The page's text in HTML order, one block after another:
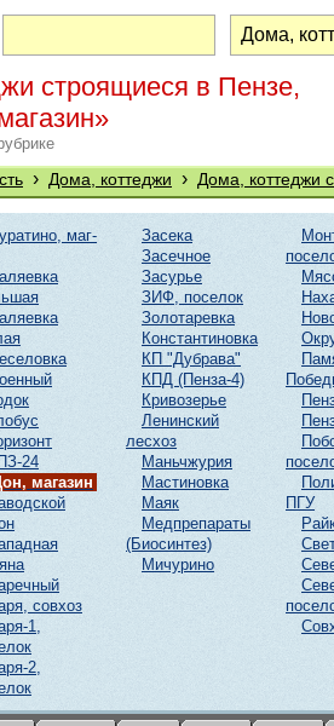
строящиеся в Пензе,
› Дома, коттеджи › Дома, коттеджи
маг-
24
магазин
совхоз
1,
2,
Засека
Засечное
Засурье
ЗИФ, поселок
Золотаревка
Константиновка
КП "Дубрава"
КПД (Пенза-4)
Кривозерье
Ленинский
лесхоз
Маньчжурия
Мастиновка
Маяк
Медпрепараты
(Биосинтез)
Мичурино
ПГУ